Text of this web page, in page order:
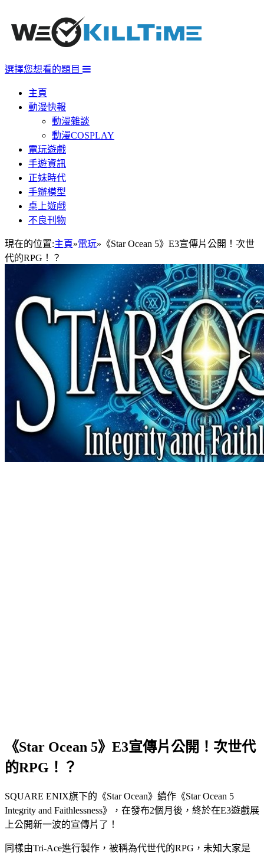
選擇您想看的題目
主頁
動漫快報
動漫雜談
動漫COSPLAY
電玩遊戲
手遊資訊
正妹時代
手辦模型
桌上遊戲
不良刊物
現在的位置:主頁»電玩» 《Star Ocean 5》E3宣傳片公開！次世
代的RPG！？
《Star Ocean 5》E3宣傳片公開！次世代
的RPG！？
SQUARE ENIX旗下的《Star Ocean》續作《Star Ocean 5
Integrity and Faithlessness》，在發布2個月後，終於在E3遊戲展
上公開新一波的宣傳片了！
同樣由Tri-Ace進行製作，被稱為代世代的RPG，未知大家是